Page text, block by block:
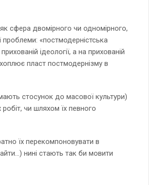
сфера двомірного чи одномірного,
проблеми: «постмодерністська
ідеології, а на прихованій
пласт постмодернізму в
стосунок до масової культури)
чи шляхом їх певного
їх перекомпоновувати в
нині стають так би мовити